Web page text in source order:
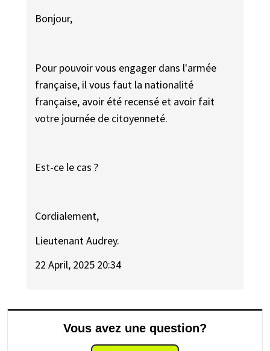
Bonjour,
Pour pouvoir vous engager dans l'armée
française, il vous faut la nationalité
française, avoir été recensé et avoir fait
votre journée de citoyenneté.
Est-ce le cas ?
Cordialement,
Lieutenant Audrey.
22 April, 2025 20:34
Vous avez une question?